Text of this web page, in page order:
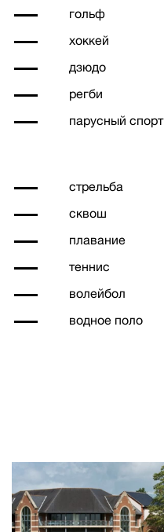
гольф
хоккей
дзюдо
регби
парусный спорт
стрельба
сквош
плавание
теннис
волейбол
водное поло